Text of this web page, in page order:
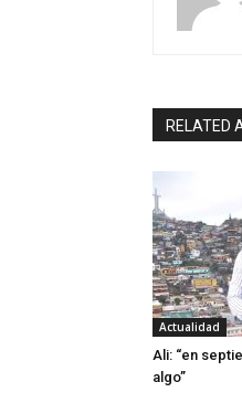
RELATED
Actualidad
Ali: “en
algo”